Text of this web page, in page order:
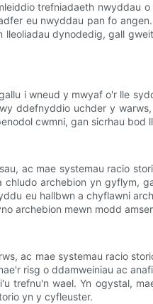
trefniadaeth
eu nwyddau pan fo
dynodedig, gall
i wneud y mwyaf o'r lle
ddefnyddio uchder y
cwmni, gan sicrhau
ac mae systemau racio
archebion yn gyflym,
eu hallbwn a chyflawni
archebion mewn modd
ac mae systemau racio
risg o ddamweiniau ac
trefnu'n wael. Yn ogystal,
yn y cyfleuster.